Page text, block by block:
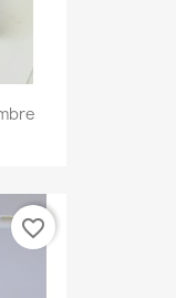
favorite_border